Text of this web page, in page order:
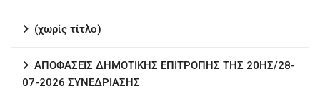
(χωρίς τίτλο)
ΑΠΟΦΑΣΕΙΣ ΔΗΜΟΤΙΚΗΣ ΕΠΙΤΡΟΠΗΣ ΤΗΣ 20ΗΣ/28-
07-2026 ΣΥΝΕΔΡΙΑΣΗΣ